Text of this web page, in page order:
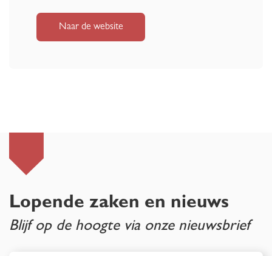
Naar de website
Lopende zaken en nieuws
Blijf op de hoogte via onze nieuwsbrief